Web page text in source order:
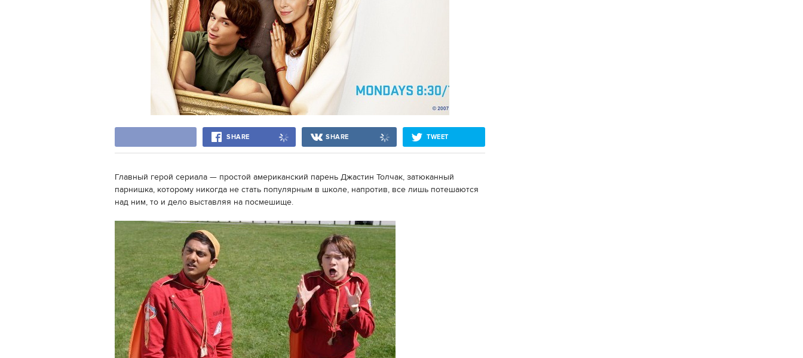
SHARE SHARE TWEET
Главный герой сериала — простой американский парень Джастин Толчак, затюканный
парнишка, которому никогда не стать популярным в школе, напротив, все лишь потешаются
над ним, то и дело выставляя на посмешище.